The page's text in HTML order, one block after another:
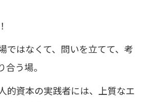
ではなくて、問いを立てて、考
う場。
的資本の実践者には、上質なエ